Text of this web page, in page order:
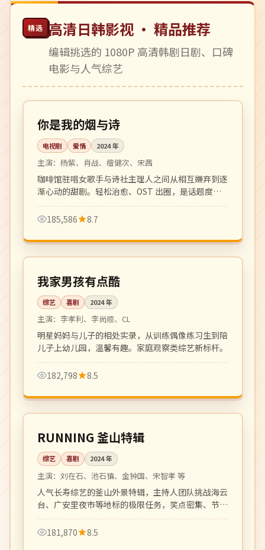
精选 高清日韩影视 · 精品推荐
编辑挑选的 1080P 高清韩剧日剧、口碑
电影与人气综艺
中国
完结
你是我的烟与诗
电视剧 爱情 2024年
主演： 杨紫、肖战、檀健次、宋茜
咖啡馆驻唱女歌手与诗社主理人之间从相互嫌弃到逐
渐心动的甜剧。轻松治愈、OST 出圈，是话题度极
高的青春爱情剧。
185,586
8.7
韩国
热播 更新至 6 期
我家男孩有点酷
综艺 喜剧 2024年
主演： 李孝利、李尚顺、CL
明星妈妈与儿子的相处实录，从训练偶像练习生到陪
儿子上幼儿园，温馨有趣。家庭观察类综艺新标杆。
182,798 8.5
韩国
热播 更新至 4 期
RUNNING 釜山特辑
综艺 喜剧 2024年
主演： 刘在石、池石镇、金钟国、宋智孝 等
人气长寿综艺的釜山外景特辑，主持人团队挑战海云
台、广安里夜市等地标的极限任务，笑点密集、节奏
明快。
181,870
8.5